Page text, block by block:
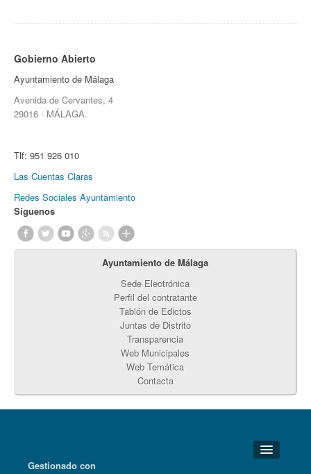
Gobierno Abierto
Ayuntamiento de Málaga
Avenida de Cervantes, 4
29016 - MÁLAGA.
Tlf: 951 926 010
Las Cuentas Claras
Redes Sociales Ayuntamiento
Síguenos
Ayuntamiento de Málaga
Sede Electrónica
Perfil del contratante
Tablón de Edictos
Juntas de Distrito
Transparencia
Web Municipales
Web Temática
Contacta
Gestionado con